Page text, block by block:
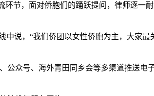
节，面对侨胞们的踊跃提问，律师逐一
说，“我们侨团以女性侨胞为主，大家最
众号、海外青田同乡会等多渠道推送电